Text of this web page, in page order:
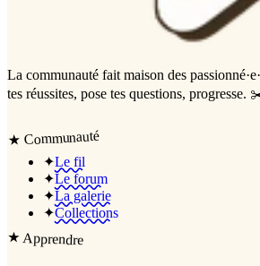
La communauté fait maison des
tes réussites, pose tes questions, progresse.
★ Communauté
✦Le fil
✦Le forum
✦La galerie
✦Collections
★Apprendre